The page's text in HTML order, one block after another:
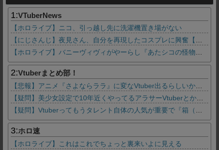
1:VTuberNews
【ホロライブ】ニコ、引っ越し先に洗濯機置き場がない
2:Vtuberまとめ部！
【悲報】アニメ『さよならララ』に変なVtuber出るらしいから2話見れないんだけど…
【疑問】美少女設定で10年近くやってるアラサーVtuberとか痛いとしか思えないんだが興奮するもんなの？
3:ホロ速
【ホロライブ】これはこれでちょっと裏来いよに見える